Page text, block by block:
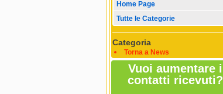
Home Page
Tutte le Categorie
Categoria
Torna a News
Vuoi aumentare i
contatti ricevuti?